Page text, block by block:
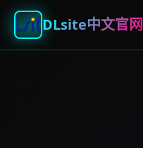
DLsite中文官网